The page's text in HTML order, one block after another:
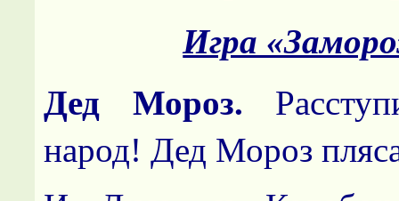
Игра
Дед Мороз.
народ! Дед Мороз